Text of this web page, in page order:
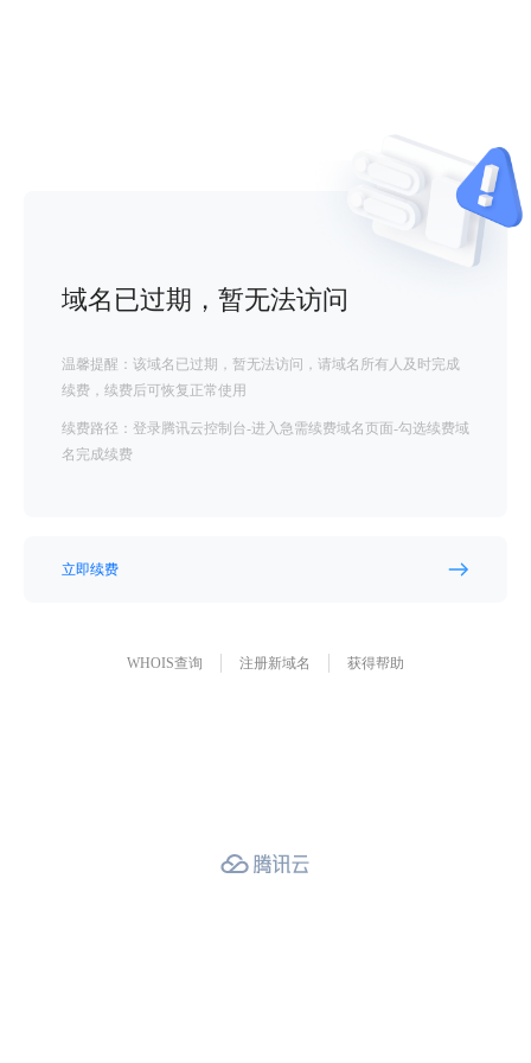
域名已过期，暂无法访问
温馨提醒：该域名已过期，暂无法访问，请域名所有人及时完成
续费，续费后可恢复正常使用
续费路径：登录腾讯云控制台-进入急需续费域名页面-勾选续费域
名完成续费
立即续费
WHOIS查询 注册新域名 获得帮助